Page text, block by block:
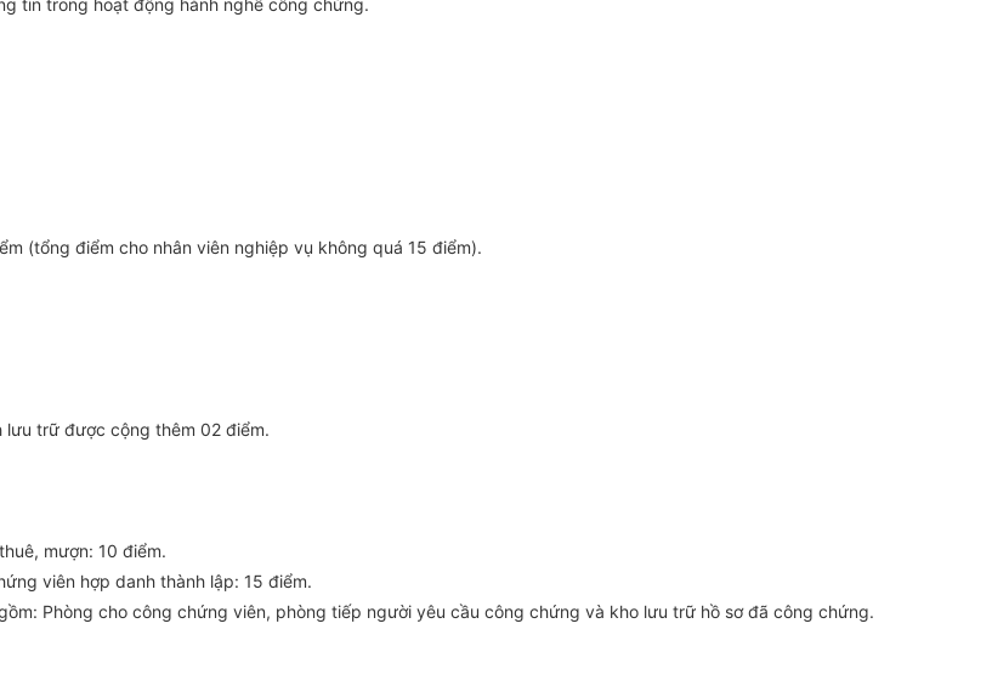
tin trong hoạt động hành nghề công chứng.
(tổng điểm cho nhân viên nghiệp vụ không quá 15 điểm).
trữ được cộng thêm 02 điểm.
mượn: 10 điểm.
viên hợp danh thành lập: 15 điểm.
Phòng cho công chứng viên, phòng tiếp người yêu cầu công chứng và kho lưu trữ hồ sơ đã công chứng.